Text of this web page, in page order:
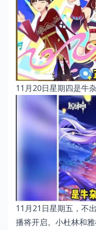
11月20日星期四是牛
11月21日星期五，不
播将开启。小杜林和